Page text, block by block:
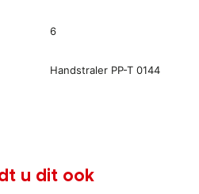
6
Handstraler PP-T 0144
u dit ook